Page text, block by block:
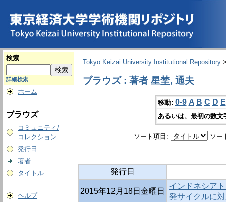
検索
詳細検索
ホーム
ブラウズ
コミュニティ/
コレクション
発行日
著者
タイトル
ヘルプ
Tokyo Keizai University Institutional Repository
ブラウズ : 著者 星埜, 通夫
移動: 0-9 A B C D E
あるいは、最初の数
ソート項目: ソー
発行日
2015年12月18日金曜日
インドネシア
発サイクルに